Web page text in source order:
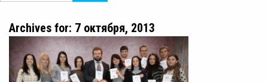
Archives for: 7 октября, 2013